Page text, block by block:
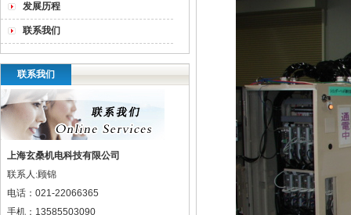
发展历程
联系我们
联系我们
上海玄桑机电科技有限公司
联系人:顾锦
电话： 021-22066365
手机： 13585503090